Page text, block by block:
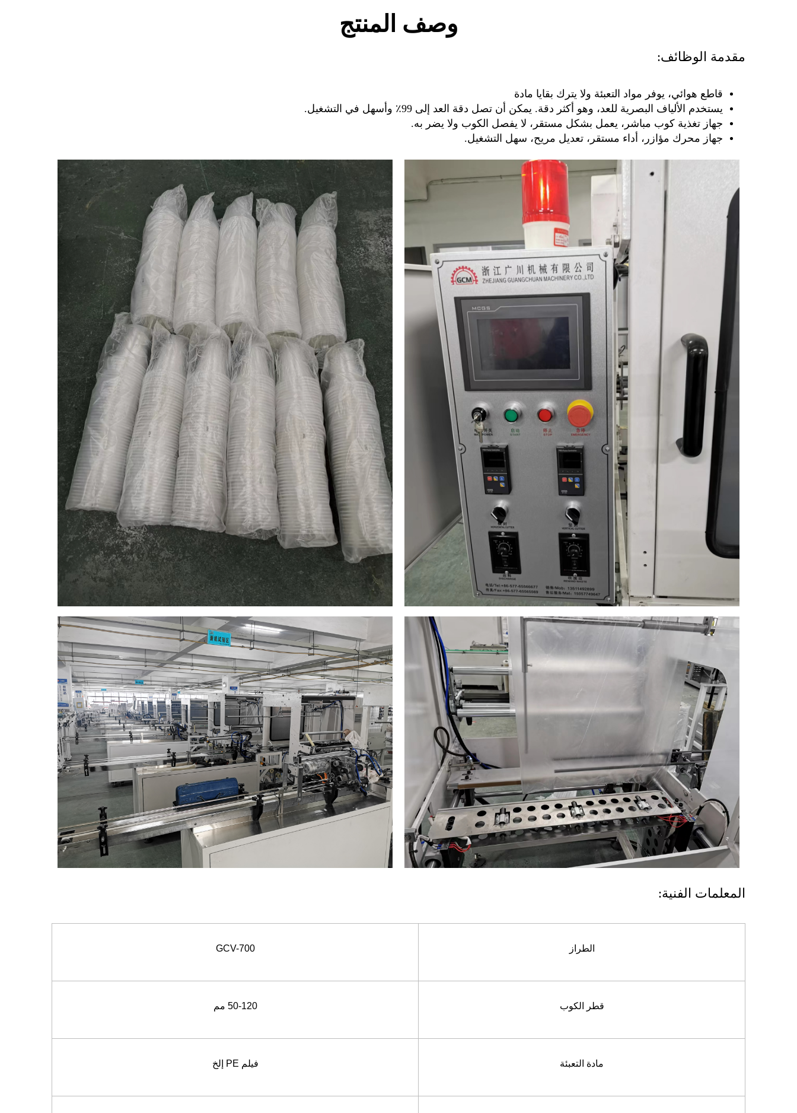
وصف المنتج
مقدمة الوظائف:
قاطع هوائي، يوفر مواد التعبئة ولا يترك بقايا مادة
يستخدم الألياف البصرية للعد، وهو أكثر دقة. يمكن أن تصل دقة العد إلى 99٪ وأسهل في التشغيل.
جهاز تغذية كوب مباشر، يعمل بشكل مستقر، لا يفصل الكوب ولا يضر به.
جهاز محرك مؤازر، أداء مستقر، تعديل مريح، سهل التشغيل.
المعلمات الفنية:
الطراز GCV-700
قطر الكوب 50-120 مم
مادة التعبئة فيلم PE إلخ